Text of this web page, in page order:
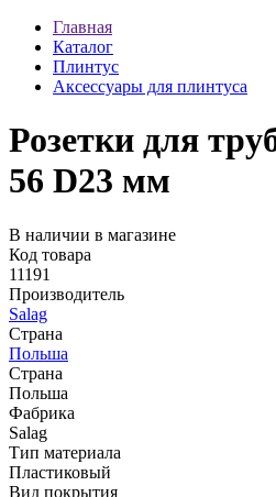
Главная
Каталог
Плинтус
Аксессуары для плинтуса
Розетки для
56 D23 мм
В наличии в магазине
Код товара
11191
Производитель
Salag
Страна
Польша
Страна
Польша
Фабрика
Salag
Тип материала
Пластиковый
Вид покрытия